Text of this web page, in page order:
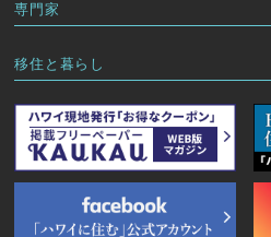
専門家
移住と暮らし